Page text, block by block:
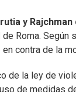
y
Roma.
contra de la
de la ley de
de medidas